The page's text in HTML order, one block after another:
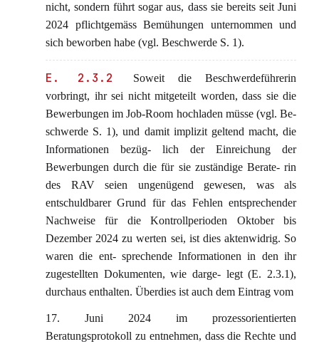
nicht, sondern führt sogar aus, dass sie bereits seit Juni
2024 pflichtgemäss Bemühungen unternommen und
sich beworben habe (vgl. Beschwerde S. 1).
E. 2.3.2
Soweit die Beschwerdeführerin
vorbringt, ihr sei nicht mitgeteilt worden, dass sie die
Bewerbungen im Job-Room hochladen müsse (vgl. Be-
schwerde S. 1), und damit implizit geltend macht, die
Informationen bezüg- lich der Einreichung der
Bewerbungen durch die für sie zuständige Berate- rin
des RAV seien ungenügend gewesen, was als
entschuldbarer Grund für das Fehlen entsprechender
Nachweise für die Kontrollperioden Oktober bis
Dezember 2024 zu werten sei, ist dies aktenwidrig. So
waren die ent- sprechende Informationen in den ihr
zugestellten Dokumenten, wie darge- legt (E. 2.3.1),
durchaus enthalten. Überdies ist auch dem Eintrag vom
17. Juni 2024 im prozessorientierten
Beratungsprotokoll zu entnehmen, dass die Rechte und